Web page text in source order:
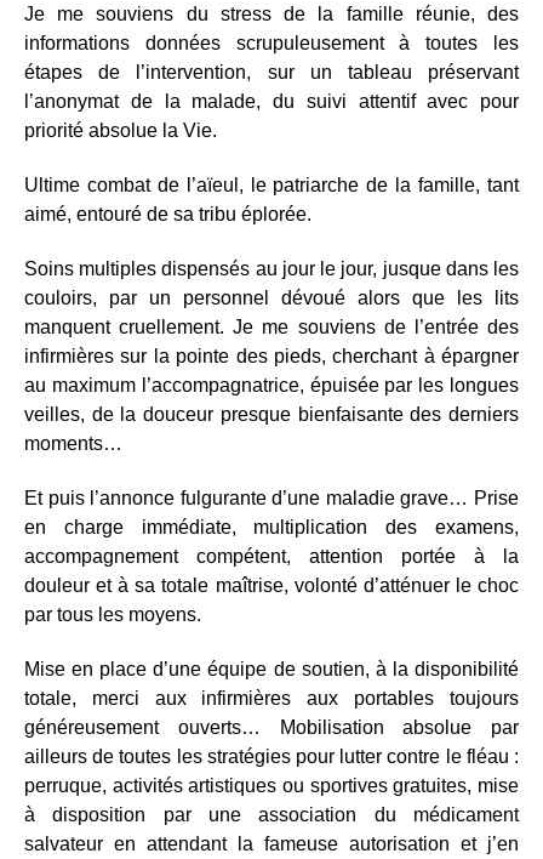
Je me souviens du stress de la famille réunie, des
informations données scrupuleusement à toutes les
étapes de l’intervention, sur un tableau préservant
l’anonymat de la malade, du suivi attentif avec pour
priorité absolue la Vie.
Ultime combat de l’aïeul, le patriarche de la famille, tant
aimé, entouré de sa tribu éplorée.
Soins multiples dispensés au jour le jour, jusque dans les
couloirs, par un personnel dévoué alors que les lits
manquent cruellement. Je me souviens de l’entrée des
infirmières sur la pointe des pieds, cherchant à épargner
au maximum l’accompagnatrice, épuisée par les longues
veilles, de la douceur presque bienfaisante des derniers
moments…
Et puis l’annonce fulgurante d’une maladie grave… Prise
en charge immédiate, multiplication des examens,
accompagnement compétent, attention portée à la
douleur et à sa totale maîtrise, volonté d’atténuer le choc
par tous les moyens.
Mise en place d’une équipe de soutien, à la disponibilité
totale, merci aux infirmières aux portables toujours
généreusement ouverts… Mobilisation absolue par
ailleurs de toutes les stratégies pour lutter contre le fléau :
perruque, activités artistiques ou sportives gratuites, mise
à disposition par une association du médicament
salvateur en attendant la fameuse autorisation et j’en